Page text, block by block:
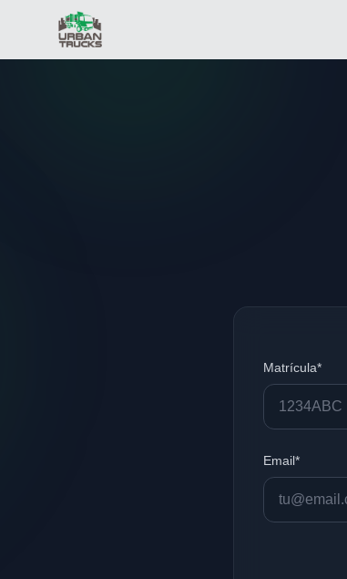
Matrícula*
Email*